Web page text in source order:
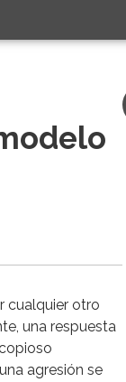
cualquier otro
una respuesta
agresión se